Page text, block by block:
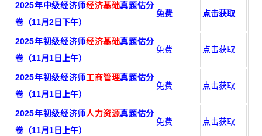
2025年中级经济师经济基础真题估分
卷（11月2日下午）
免费 点击获取
2025年初级经济师经济基础真题估分
卷（11月1日上午）
免费 点击获取
2025年初级经济师工商管理真题估分
卷（11月1日上午）
免费 点击获取
2025年初级经济师人力资源真题估分
卷（11月1日上午）
免费 点击获取